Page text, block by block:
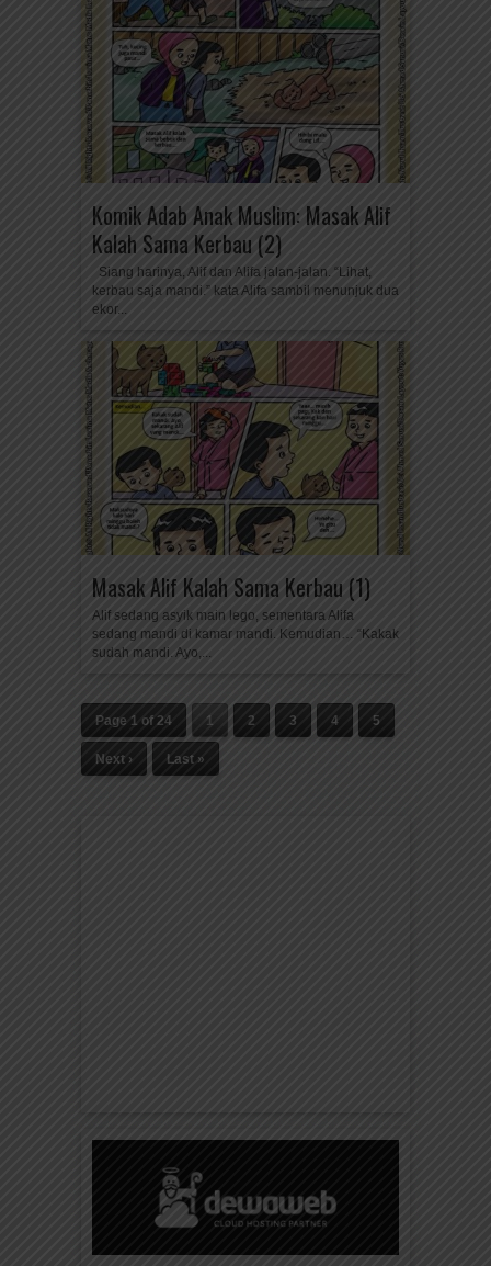
Komik Adab Anak Muslim: Masak Alif
Kalah Sama Kerbau (2)
Siang harinya, Alif dan Alifa jalan-jalan. “Lihat,
kerbau saja mandi.” kata Alifa sambil menunjuk dua
ekor...
Masak Alif Kalah Sama Kerbau (1)
Alif sedang asyik main lego, sementara Alifa
sedang mandi di kamar mandi. Kemudian… “Kakak
sudah mandi. Ayo,...
Page 1 of 24 1 2 3 4 5
Next › Last »